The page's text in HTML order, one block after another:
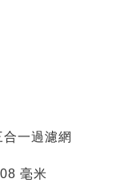
一過濾網
毫米